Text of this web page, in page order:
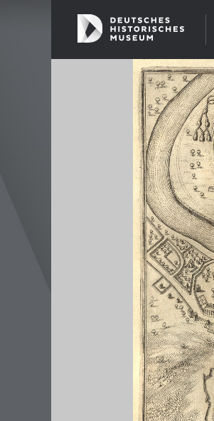
Milestones in the history of